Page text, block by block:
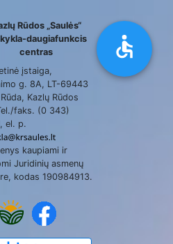
Rūdos „Saulės“
daugiafunkcis
centras
įstaiga,
g. 8A, LT-69443
Kazlų Rūdos
faks. (0 343)
el. p.
kaupiami ir
Juridinių asmenų
kodas 190984913.